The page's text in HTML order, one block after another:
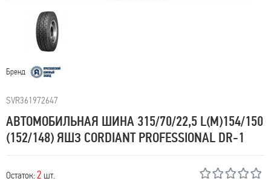
Бренд
SVR361972647
АВТОМОБИЛЬНАЯ ШИНА 315/70/22,5 L(M)154/150
(152/148) ЯШЗ CORDIANT PROFESSIONAL DR-1
Остаток: 2 шт.